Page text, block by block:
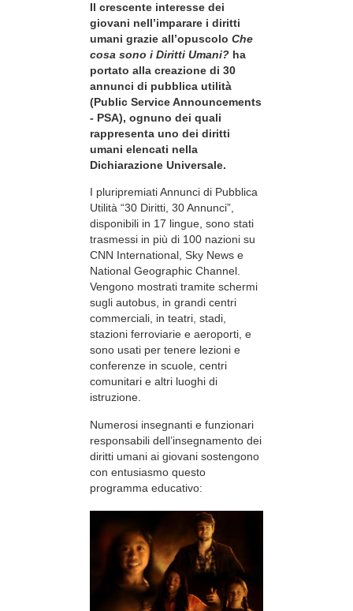
Il crescente interesse dei
giovani nell’imparare i diritti
umani grazie all’opuscolo Che
cosa sono i Diritti Umani? ha
portato alla creazione di 30
annunci di pubblica utilità
(Public Service Announcements
- PSA), ognuno dei quali
rappresenta uno dei diritti
umani elencati nella
Dichiarazione Universale.
I pluripremiati Annunci di Pubblica
Utilità “30 Diritti, 30 Annunci”,
disponibili in 17 lingue, sono stati
trasmessi in più di 100 nazioni su
CNN International, Sky News e
National Geographic Channel.
Vengono mostrati tramite schermi
sugli autobus, in grandi centri
commerciali, in teatri, stadi,
stazioni ferroviarie e aeroporti, e
sono usati per tenere lezioni e
conferenze in scuole, centri
comunitari e altri luoghi di
istruzione.
Numerosi insegnanti e funzionari
responsabili dell’insegnamento dei
diritti umani ai giovani sostengono
con entusiasmo questo
programma educativo: